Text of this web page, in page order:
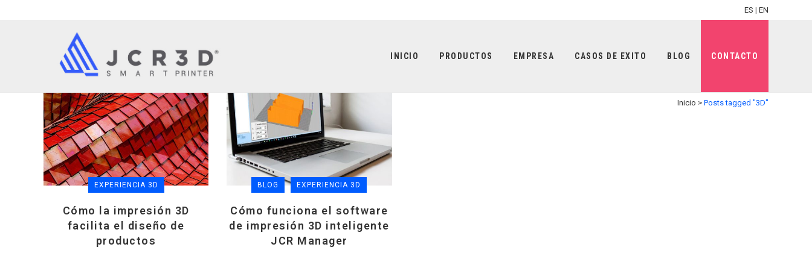
ES | EN
INICIO PRODUCTOS EMPRESA CASOS DE EXITO BLOG CONTACTO
Inicio > Posts tagged "3D"
EXPERIENCIA 3D
Cómo la impresión 3D
facilita el diseño de
productos
BLOG EXPERIENCIA 3D
Cómo funciona el software
de impresión 3D inteligente
JCR Manager